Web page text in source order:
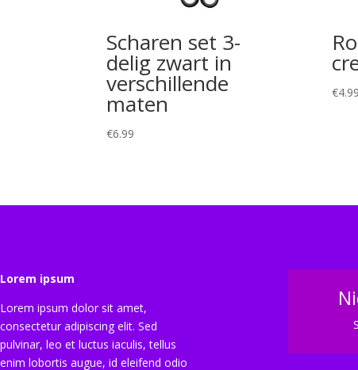
Scharen set 3-
delig zwart in
verschillende
maten
€6.99
€4.99
Lorem ipsum
Lorem ipsum dolor sit amet,
consectetur adipiscing elit. Sed
pulvinar, leo et luctus iaculis, tellus
enim lobortis augue, id eleifend odio